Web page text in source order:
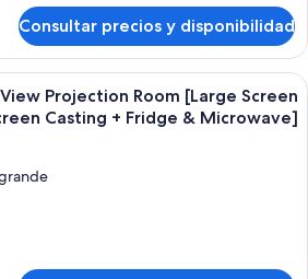
Consultar precios y disponibilidad
Una habitación de hotel moderna
Projection Room [Large Screen
Casting + Fridge & Microwave]